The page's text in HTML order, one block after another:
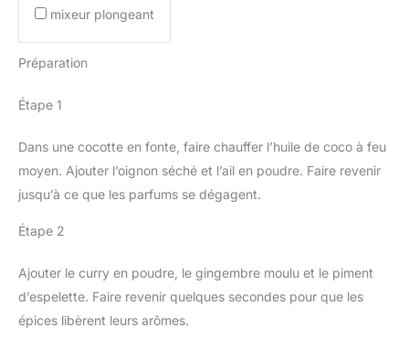
mixeur plongeant
Préparation
Étape 1
Dans une cocotte en fonte, faire chauffer l’huile de coco à feu
moyen. Ajouter l’oignon séché et l’ail en poudre. Faire revenir
jusqu’à ce que les parfums se dégagent.
Étape 2
Ajouter le curry en poudre, le gingembre moulu et le piment
d’espelette. Faire revenir quelques secondes pour que les
épices libèrent leurs arômes.